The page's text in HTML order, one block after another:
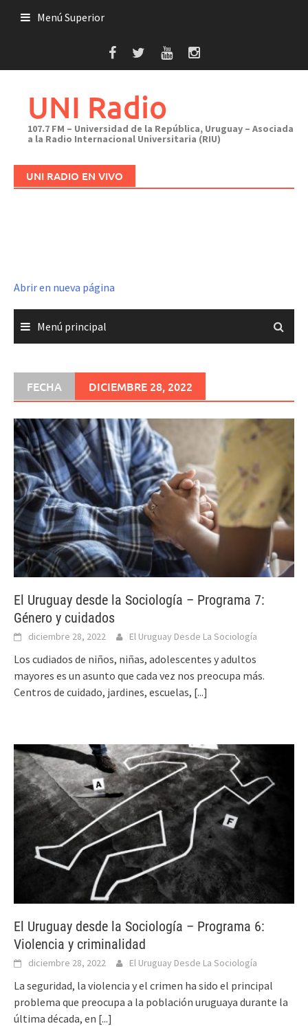
Menú Superior
UNI Radio
107.7 FM – Universidad de la República, Uruguay – Asociada
a la Radio Internacional Universitaria (RIU)
UNI RADIO EN VIVO
Abrir en nueva página
Menú principal
FECHA DICIEMBRE 28, 2022
El Uruguay desde la Sociología – Programa 7:
Género y cuidados
diciembre 28, 2022 El Uruguay Desde La Sociología
Los cudiados de niños, niñas, adolescentes y adultos
mayores es un asunto que cada vez nos preocupa más.
Centros de cuidado, jardines, escuelas, [...]
El Uruguay desde la Sociología – Programa 6:
Violencia y criminalidad
diciembre 28, 2022 El Uruguay Desde La Sociología
La seguridad, la violencia y el crimen ha sido el principal
problema que preocupa a la población uruguaya durante la
última década, en [...]